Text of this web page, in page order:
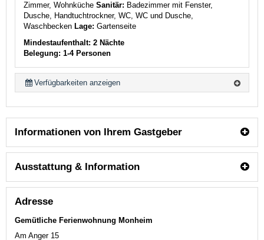
Zimmer, Wohnküche Sanitär: Badezimmer mit Fenster,
Dusche, Handtuchtrockner, WC, WC und Dusche,
Waschbecken Lage: Gartenseite
Mindestaufenthalt: 2 Nächte
Belegung: 1-4 Personen
Verfügbarkeiten anzeigen
Informationen von Ihrem Gastgeber
Ausstattung & Information
Adresse
Gemütliche Ferienwohnung Monheim
Am Anger 15